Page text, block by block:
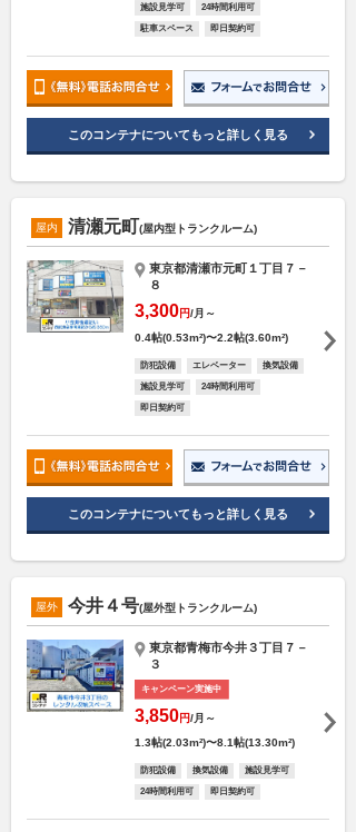
施設見学可 24時間利用可
駐車スペース 即日契約可
このコンテナについてもっと詳しく見る
屋内 清瀬元町(屋内型トランクルーム)
東京都清瀬市元町１丁目７－
８
3,300円/月～
0.4帖(0.53m²)〜2.2帖(3.60m²)
防犯設備 エレベーター 換気設備
施設見学可 24時間利用可
即日契約可
このコンテナについてもっと詳しく見る
屋外 今井４号(屋外型トランクルーム)
東京都青梅市今井３丁目７－
３
キャンペーン実施中
3,850円/月～
1.3帖(2.03m²)〜8.1帖(13.30m²)
防犯設備 換気設備 施設見学可
24時間利用可 即日契約可